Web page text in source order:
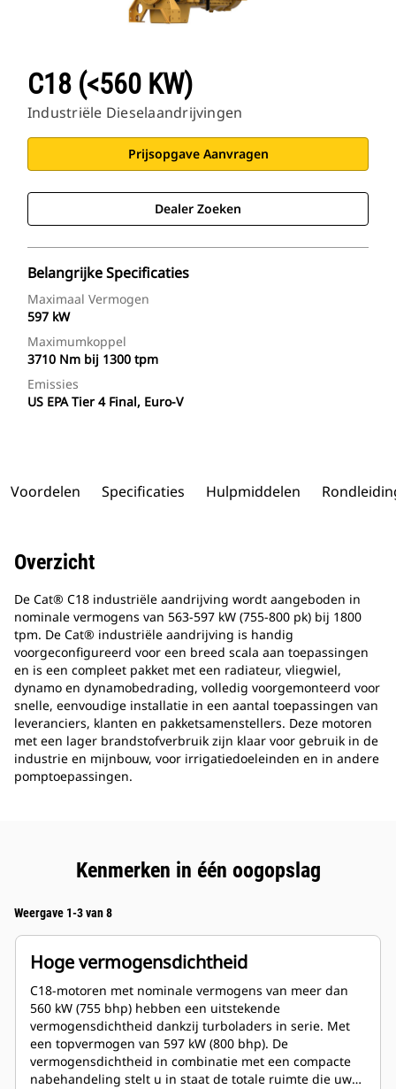
C18 (<560 KW)
Industriële Dieselaandrijvingen
Prijsopgave Aanvragen
Dealer Zoeken
Belangrijke Specificaties
Maximaal Vermogen
597 kW
Maximumkoppel
3710 Nm bij 1300 tpm
Emissies
US EPA Tier 4 Final, Euro-V
Voordelen Specificaties Hulpmiddelen
Overzicht
De Cat® C18 industriële aandrijving wordt aangeboden in
nominale vermogens van 563-597 kW (755-800 pk) bij 1800
tpm. De Cat® industriële aandrijving is handig
voorgeconfigureerd voor een breed scala aan toepassingen
en is een compleet pakket met een radiateur, vliegwiel,
dynamo en dynamobedrading, volledig voorgemonteerd voor
snelle, eenvoudige installatie in een aantal toepassingen van
leveranciers, klanten en pakketsamenstellers. Deze motoren
met een lager brandstofverbruik zijn klaar voor gebruik in de
industrie en mijnbouw, voor irrigatiedoeleinden en in andere
pomptoepassingen.
Kenmerken in één oogopslag
Weergave 1-3 van 8
Hoge vermogensdichtheid
C18-motoren met nominale vermogens van meer dan
560 kW (755 bhp) hebben een uitstekende
vermogensdichtheid dankzij turboladers in serie. Met
een topvermogen van 597 kW (800 bhp). De
vermogensdichtheid in combinatie met een compacte
nabehandeling stelt u in staat de totale ruimte die uw